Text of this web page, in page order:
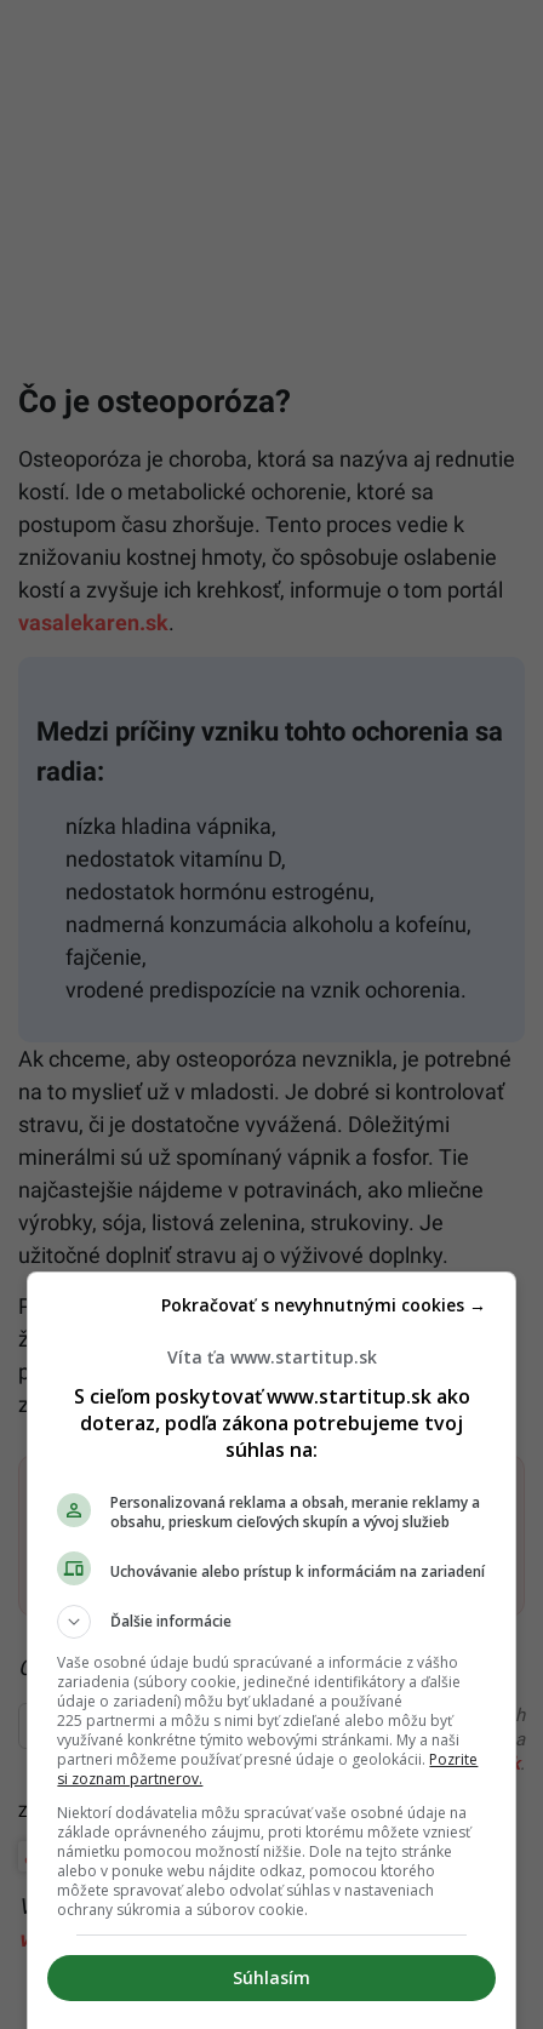
Čo je osteoporóza?
Osteoporóza je choroba, ktorá sa nazýva aj rednutie
kostí. Ide o metabolické ochorenie, ktoré sa
postupom času zhoršuje. Tento proces vedie k
znižovaniu kostnej hmoty, čo spôsobuje oslabenie
kostí a zvyšuje ich krehkosť, informuje o tom portál
vasalekaren.sk.
Medzi príčiny vzniku tohto ochorenia sa
radia:
nízka hladina vápnika,
nedostatok vitamínu D,
nedostatok hormónu estrogénu,
nadmerná konzumácia alkoholu a kofeínu,
fajčenie,
vrodené predispozície na vznik ochorenia.
Ak chceme, aby osteoporóza nevznikla, je potrebné
na to myslieť už v mladosti. Je dobré si kontrolovať
stravu, či je dostatočne vyvážená. Dôležitými
minerálmi sú už spomínaný vápnik a fosfor. Tie
najčastejšie nájdeme v potravinách, ako mliečne
výrobky, sója, listová zelenina, strukoviny. Je
užitočné doplniť stravu aj o výživové doplnky.
Pravidelný pohyb a vyhýbanie sa sedavému
životnému štýlu sú veľmi dôležité. Počas
prechádzky je zároveň prospešné získať vitamín D
zo slnečných lúčov.
Dostaň Startitup do svojich Google odporúčaní
Pridať ako preferovaný zdroj
Startitup, odkaz sa otvorí v
Čítaj viac z kategórie:Zaujímavosti
Ďakujeme, že čítaš Startitup. V prípade, že máš postreh
alebo si našiel v článku chybu, napíš nám na
redakcia@startitup.sk.
Zdroje:mirror.co.uk,sciencedirect.com,healthline.com,vasalekaren.sk
Štúdie, prieskumy a analýzy Wellbeing
Viac k téme:fyzické zdravie,nová štúdia
výskum
Víta ťa www.startitup.sk
S cieľom poskytovať www.startitup.sk ako
doteraz, podľa zákona potrebujeme tvoj
súhlas na:
Personalizovaná reklama a obsah, meranie reklamy a
obsahu, prieskum cieľových skupín a vývoj služieb
Uchovávanie alebo prístup k informáciám na zariadení
Ďalšie informácie
Vaše osobné údaje budú spracúvané a informácie z vášho
zariadenia (súbory cookie, jedinečné identifikátory a ďalšie
údaje o zariadení) môžu byť ukladané a používané
225 partnermi a môžu s nimi byť zdieľané alebo môžu byť
využívané konkrétne týmito webovými stránkami. My a naši
partneri môžeme používať presné údaje o geolokácii. Pozrite
si zoznam partnerov.
Niektorí dodávatelia môžu spracúvať vaše osobné údaje na
základe oprávneného záujmu, proti ktorému môžete vzniesť
námietku pomocou možností nižšie. Dole na tejto stránke
alebo v ponuke webu nájdite odkaz, pomocou ktorého
môžete spravovať alebo odvolať súhlas v nastaveniach
ochrany súkromia a súborov cookie.
Súhlasím
Pokračovať s nevyhnutnými cookies →